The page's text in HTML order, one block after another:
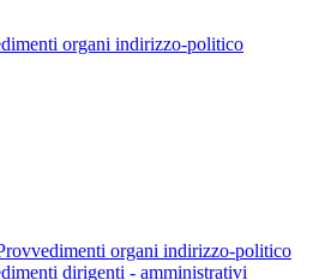
organi indirizzo-politico
organi indirizzo-politico
dirigenti - amministrativi